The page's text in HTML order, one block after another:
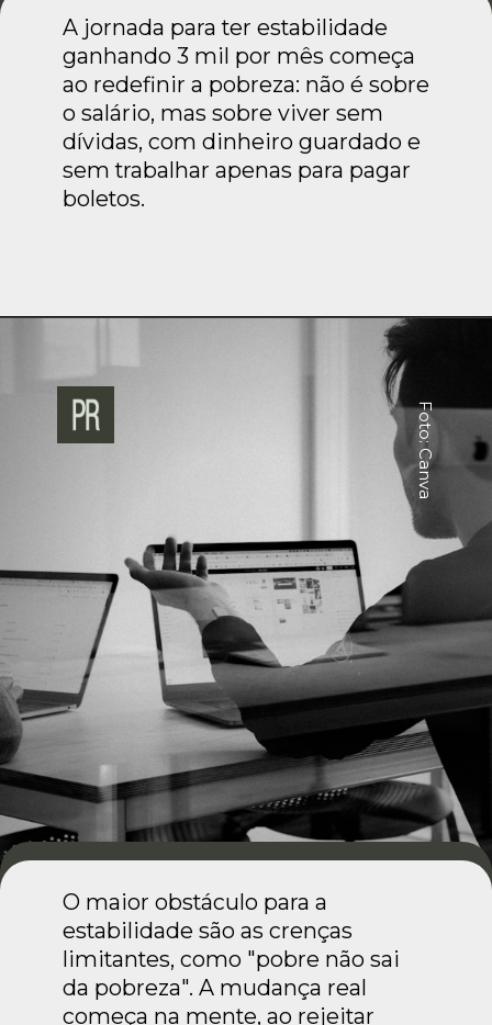
A jornada para ter estabilidade
ganhando 3 mil por mês começa
ao redefinir a pobreza: não é sobre
o salário, mas sobre viver sem
dívidas, com dinheiro guardado e
sem trabalhar apenas para pagar
boletos.
Foto: Canva
O maior obstáculo para a
estabilidade são as crenças
limitantes, como "pobre não sai
da pobreza". A mudança real
começa na mente, ao rejeitar